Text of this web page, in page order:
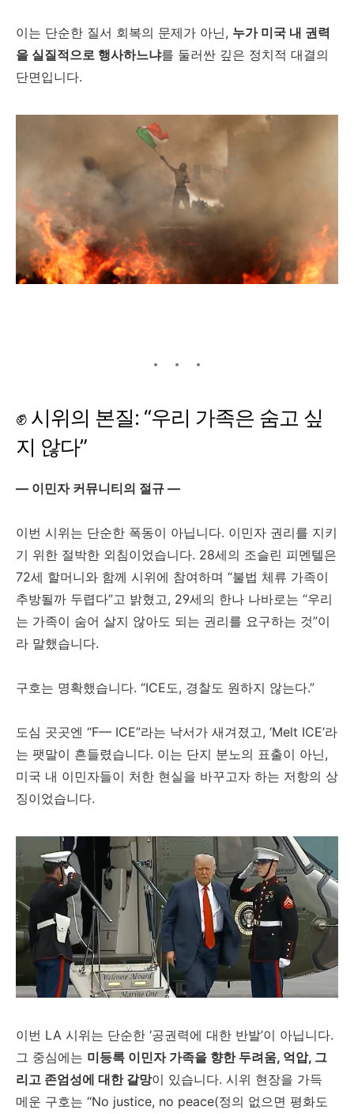
이는 단순한 질서 회복의 문제가 아닌, 누가 미국 내 권력
을 실질적으로 행사하느냐를 둘러싼 깊은 정치적 대결의
단면입니다.
✊ 시위의 본질: “우리 가족은 숨고 싶
지 않다”
— 이민자 커뮤니티의 절규 —
이번 시위는 단순한 폭동이 아닙니다. 이민자 권리를 지키
기 위한 절박한 외침이었습니다. 28세의 조슬린 피멘텔은
72세 할머니와 함께 시위에 참여하며 “불법 체류 가족이
추방될까 두렵다”고 밝혔고, 29세의 한나 나바로는 “우리
는 가족이 숨어 살지 않아도 되는 권리를 요구하는 것”이
라 말했습니다.
구호는 명확했습니다. “ICE도, 경찰도 원하지 않는다.”
도심 곳곳엔 “F— ICE”라는 낙서가 새겨졌고, ‘Melt ICE’라
는 팻말이 흔들렸습니다. 이는 단지 분노의 표출이 아닌,
미국 내 이민자들이 처한 현실을 바꾸고자 하는 저항의 상
징이었습니다.
이번 LA 시위는 단순한 ‘공권력에 대한 반발’이 아닙니다.
그 중심에는 미등록 이민자 가족을 향한 두려움, 억압, 그
리고 존엄성에 대한 갈망이 있습니다. 시위 현장을 가득
메운 구호는 “No justice, no peace(정의 없으면 평화도